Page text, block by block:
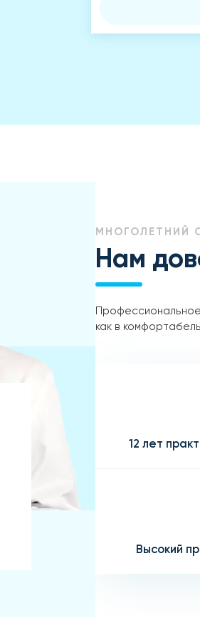
МНОГОЛЕТНИЙ
Нам
как в
12 лет
Высокий